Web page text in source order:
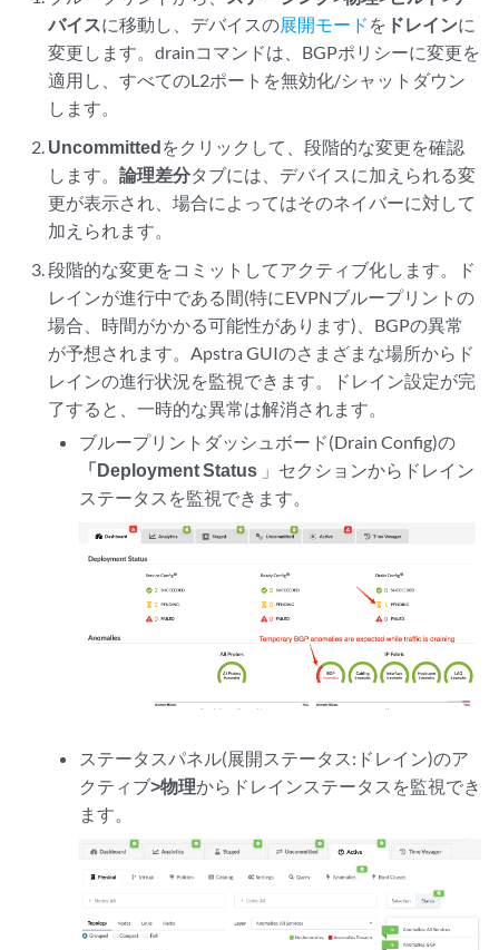
バイスに移動し、デバイスの展開モード を ドレインに
変更します。drainコマンドは、BGPポリシーに変更を
適用し、すべてのL2ポートを無効化/シャットダウン
します。
Uncommittedをクリックして、段階的な変更を確認
します。論理差分タブには、デバイスに加えられる変
更が表示され、場合によってはそのネイバーに対して
加えられます。
段階的な変更をコミットしてアクティブ化します。ド
レインが進行中である間(特にEVPNブループリントの
場合、時間がかかる可能性があります)、BGPの異常
が予想されます。Apstra GUIのさまざまな場所からド
レインの進行状況を監視できます。ドレイン設定が完
了すると、一時的な異常は解消されます。
ブループリントダッシュボード(Drain Config)の
「Deployment Status」セクションからドレイン
ステータスを監視できます。
ステータスパネル(展開ステータス:ドレイン)のア
クティブ>物理から ドレインステータスを監視でき
ます。